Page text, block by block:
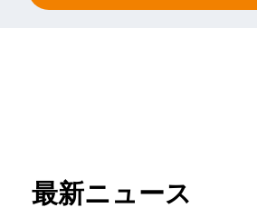
健康管理アプリ
最新ニュース